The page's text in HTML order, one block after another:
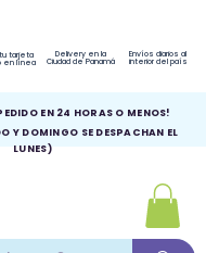
tarjeta
en línea
Delivery en la
Ciudad de Panamá
Envíos diarios al
interior del país
EN 24 HORAS O MENOS!
Y DOMINGO SE DESPACHAN EL
LUNES)